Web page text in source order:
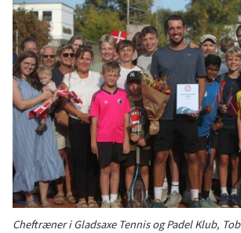
Cheftræner i Gladsaxe Tennis og Padel Klub,